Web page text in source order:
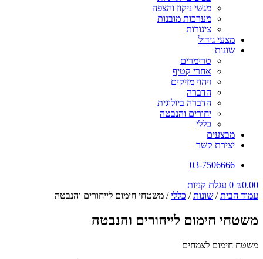
מגשי ניקוז והצפה
מערכות מובנות
צינורות
מצעי גידול
שונות
טרימרים
אחרי קטיף
זיהוי מזיקים
הדברה
הדברה ביולוגית
יחורים והנבטה
כללי
מבצעים
יצירת קשר
03-7506666
₪0.00
0 עגלת קניות
עמוד הבית/ שונות/ כללי/ משטחי חימום לייחורים והנבטה
משטחי חימום לייחורים והנבטה
משטח חימום לצמחים